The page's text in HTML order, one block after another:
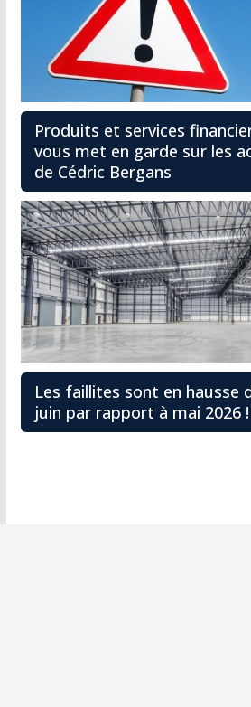
Produits et services
vous met en garde sur les
de Cédric Bergans
Les faillites sont en hausse
juin par rapport à mai 2026 !